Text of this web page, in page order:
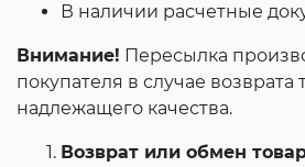
В наличии расчетные
Внимание! Пересылка
покупателя в случае возврата
надлежащего качества.
Возврат или обмен